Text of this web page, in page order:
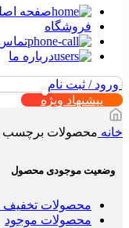
صفحه
فروشگاه
تماس
درباره ما
ورود / ثبت نام
پیشنهاد ویژه
خانه محصولات برچسب
وضعیت موجودی محصول
محصولات تخفیف
محصولات موجود